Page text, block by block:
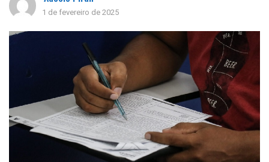
1 de fevereiro de 2025